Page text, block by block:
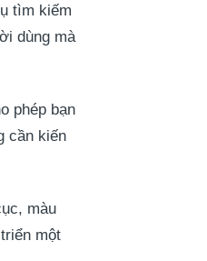
tìm kiếm
dùng mà
phép bạn
cần kiến
màu
một